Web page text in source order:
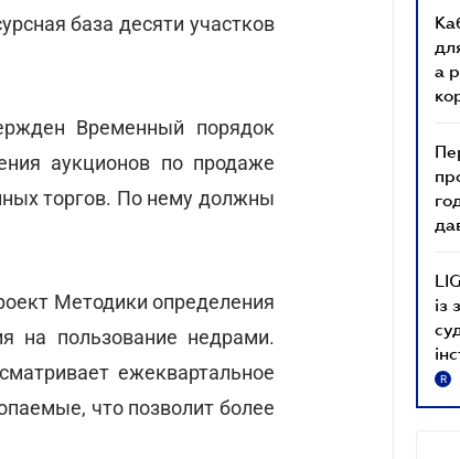
база десяти участков
Временный порядок
аукционов по продаже
торгов. По нему должны
Методики определения
на пользование недрами.
ежеквартальное
что позволит более
а
із
R